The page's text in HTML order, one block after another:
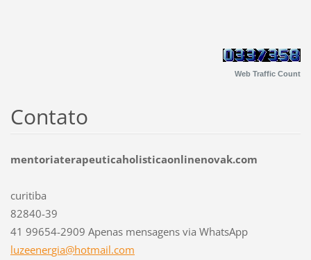
Web Traffic Count
Contato
mentoriaterapeuticaholisticaonlinenovak.com
curitiba
82840-39
41 99654-2909 Apenas mensagens via WhatsApp
luzeenergia@hotmail.com